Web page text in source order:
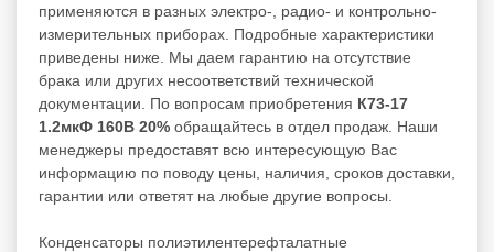
применяются в разных электро-, радио- и контрольно-
измерительных приборах. Подробные характеристики
приведены ниже. Мы даем гарантию на отсутствие
брака или других несоответствий технической
документации. По вопросам приобретения К73-17
1.2мкФ 160В 20% обращайтесь в отдел продаж. Наши
менеджеры предоставят всю интересующую Вас
информацию по поводу цены, наличия, сроков доставки,
гарантии или ответят на любые другие вопросы.
Конденсаторы полиэтилентерефталатные